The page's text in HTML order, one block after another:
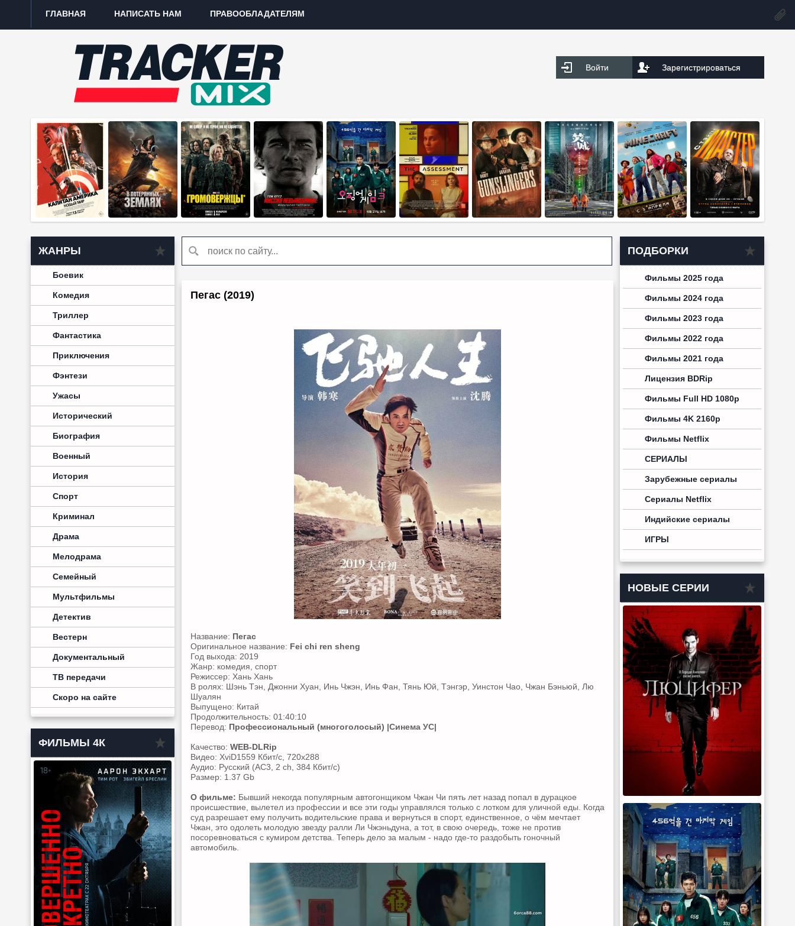
ГЛАВНАЯ НАПИСАТЬ НАМ ПРАВООБЛАДАТЕЛЯМ
Войти Зарегистрироваться
ЖАНРЫ
Боевик
Комедия
Триллер
Фантастика
Приключения
Фэнтези
Ужасы
Исторический
Биография
Военный
История
Спорт
Криминал
Драма
Мелодрама
Семейный
Мультфильмы
Детектив
Вестерн
Документальный
ТВ передачи
Скоро на сайте
ФИЛЬМЫ 4К
Пегас (2019)
Название: Пегас
Оригинальное название: Fei chi ren sheng
Год выхода: 2019
Жанр: комедия, спорт
Режиссер: Хань Хань
В ролях: Шэнь Тэн, Джонни Хуан, Инь Чжэн, Инь Фан, Тянь Юй, Тэнгэр, Уинстон Чао, Чжан Бэньюй, Лю
Шуалян
Выпущено: Китай
Продолжительность: 01:40:10
Перевод: Профессиональный (многоголосый) |Синема УС|
Качество: WEB-DLRip
Видео: XviD1559 Кбит/с, 720x288
Аудио: Русский (AC3, 2 ch, 384 Кбит/с)
Размер: 1.37 Gb
О фильме: Бывший некогда популярным автогонщиком Чжан Чи пять лет назад попал в дурацкое
происшествие, вылетел из профессии и все эти годы управлялся только с лотком для уличной еды. Когда
суд разрешает ему получить водительские права и вернуться в спорт, единственное, о чём мечтает
Чжан, это одолеть молодую звезду ралли Ли Чжэньдуна, а тот, в свою очередь, тоже не против
посоревноваться с кумиром детства. Теперь дело за малым - надо где-то раздобыть гоночный
автомобиль.
ПОДБОРКИ
Фильмы 2025 года
Фильмы 2024 года
Фильмы 2023 года
Фильмы 2022 года
Фильмы 2021 года
Лицензия BDRip
Фильмы Full HD 1080p
Фильмы 4K 2160p
Фильмы Netflix
СЕРИАЛЫ
Зарубежные сериалы
Сериалы Netflix
Индийские сериалы
ИГРЫ
НОВЫЕ СЕРИИ